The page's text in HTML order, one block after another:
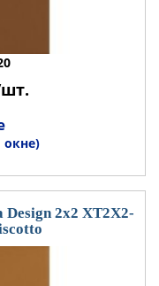
2x2 XT2X2-